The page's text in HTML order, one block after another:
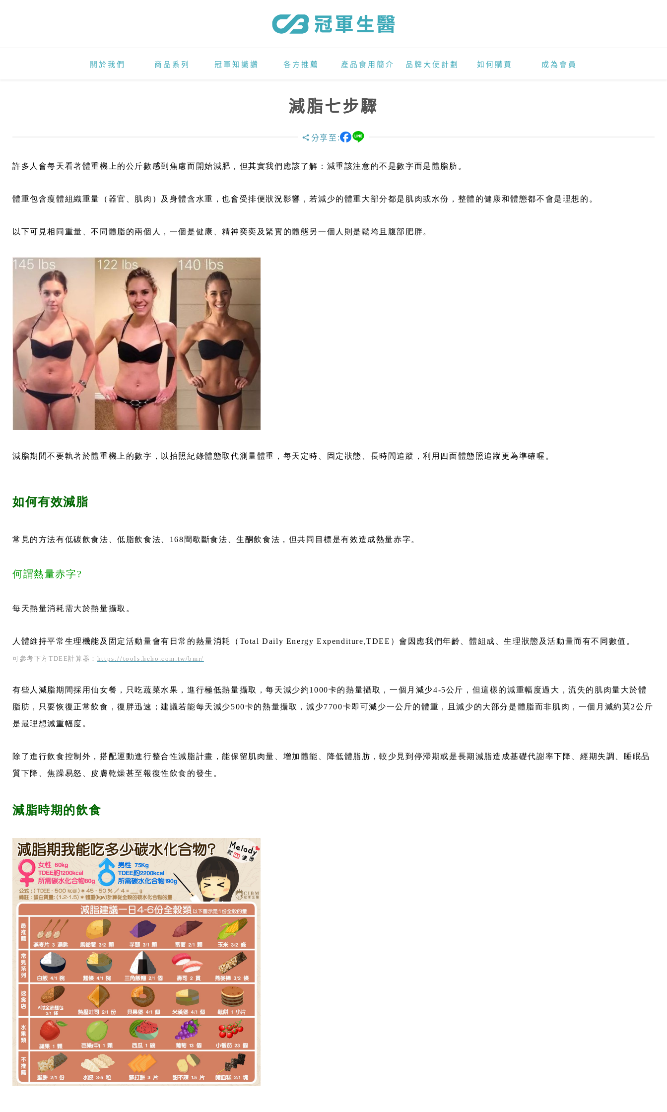
七
關於我們 商品系列 冠軍知識讚 各方推薦 產品食用簡介 品牌大使計劃 如何購買 成為會員
減脂七步驟
分享至:
許多人會每天看著體重機上的公斤數感到焦慮而開始減肥，但其實我們應該了解：減重該注意的不是數字而是體脂肪。
體重包含瘦體組織重量（器官、肌肉）及身體含水重，也會受排便狀況影響，若減少的體重大部分都是肌肉或水份，整體的健康和體態都不會是理想的。
以下可見相同重量、不同體脂的兩個人，一個是健康、精神奕奕及緊實的體態另一個人則是鬆垮且腹部肥胖。
減脂期間不要執著於體重機上的數字，以拍照紀錄體態取代測量體重，每天定時、固定狀態、長時間追蹤，利用四面體態照追蹤更為準確喔。
如何有效減脂
常見的方法有低碳飲食法、低脂飲食法、168間歇斷食法、生酮飲食法，但共同目標是有效造成熱量赤字。
何謂熱量赤字?
每天熱量消耗需大於熱量攝取。
人體維持平常生理機能及固定活動量會有日常的熱量消耗（Total Daily Energy Expenditure,TDEE）會因應我們年齡、體組成、生理狀態及活動量而有不同數值。
可參考下方TDEE計算器： https://tools.heho.com.tw/bmr/
有些人減脂期間採用仙女餐，只吃蔬菜水果，進行極低熱量攝取，每天減少約1000卡的熱量攝取，一個月減少4-5公斤，但這樣的減重幅度過大，流失的肌肉量大於體
脂肪，只要恢復正常飲食，復胖迅速；建議若能每天減少500卡的熱量攝取，減少7700卡即可減少一公斤的體重，且減少的大部分是體脂而非肌肉，一個月減約莫2公斤
是最理想減重幅度。
除了進行飲食控制外，搭配運動進行整合性減脂計畫，能保留肌肉量、增加體能、降低體脂肪，較少見到停滯期或是長期減脂造成基礎代謝率下降、經期失調、睡眠品
質下降、焦躁易怒、皮膚乾燥甚至報復性飲食的發生。
減脂時期的飲食